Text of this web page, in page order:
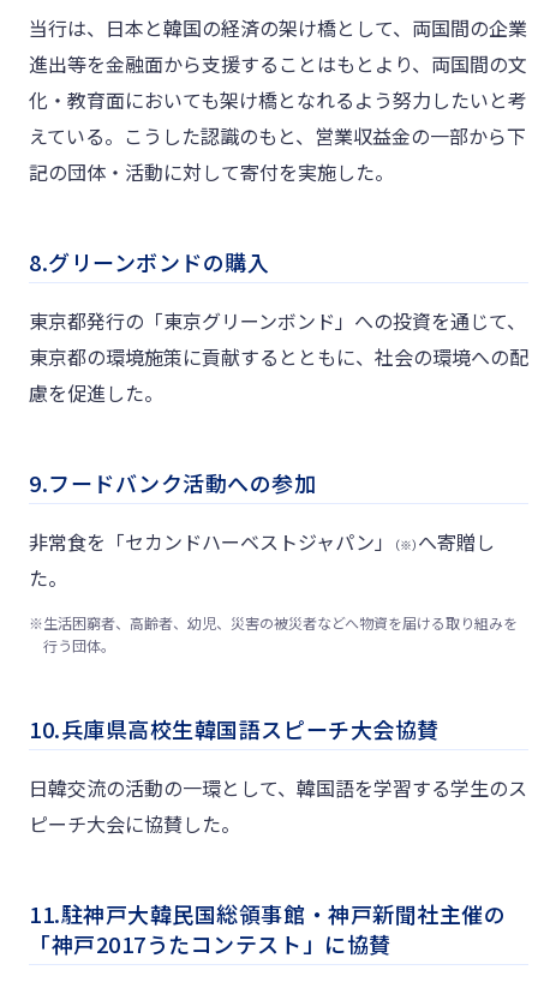
当行は、日本と韓国の経済の架け橋として、両国間の企業
進出等を金融面から支援することはもとより、両国間の文
化・教育面においても架け橋となれるよう努力したいと考
えている。こうした認識のもと、営業収益金の一部から下
記の団体・活動に対して寄付を実施した。
8.グリーンボンドの購入
東京都発行の「東京グリーンボンド」への投資を通じて、
東京都の環境施策に貢献するとともに、社会の環境への配
慮を促進した。
9.フードバンク活動への参加
非常食を「セカンドハーベストジャパン」 （※） へ寄贈し
た。
※生活困窮者、高齢者、幼児、災害の被災者などへ物資を届ける取り組みを
行う団体。
10.兵庫県高校生韓国語スピーチ大会協賛
日韓交流の活動の一環として、韓国語を学習する学生のス
ピーチ大会に協賛した。
11.駐神戸大韓民国総領事館・神戸新聞社主催の
「神戸2017うたコンテスト」に協賛